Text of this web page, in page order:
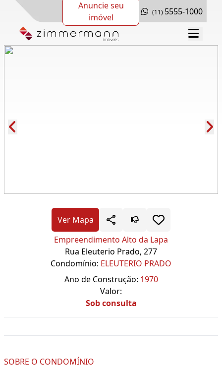
Anuncie seu
imóvel
(11) 5555-1000
Ver Mapa
Empreendimento Alto da Lapa
Rua Eleuterio Prado, 277
Condomínio: ELEUTERIO PRADO
Ano de Construção: 1970
Valor:
Sob consulta
SOBRE O CONDOMÍNIO